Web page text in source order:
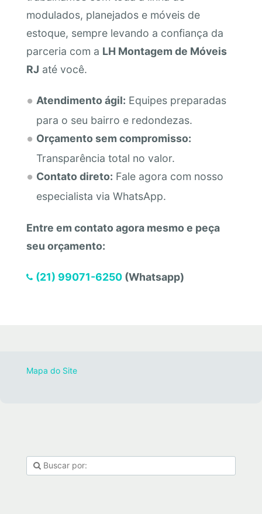
modulados, planejados e móveis de
estoque, sempre levando a confiança da
parceria com a LH Montagem de Móveis
RJ até você.
Atendimento ágil: Equipes preparadas
para o seu bairro e redondezas.
Orçamento sem compromisso:
Transparência total no valor.
Contato direto: Fale agora com nosso
especialista via WhatsApp.
Entre em contato agora mesmo e peça
seu orçamento:
(21) 99071-6250(Whatsapp)
Mapa do Site